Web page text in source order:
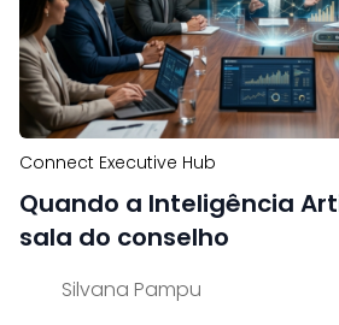
Connect Executive Hub
Quando a Inteligência
sala do conselho
Silvana Pampu